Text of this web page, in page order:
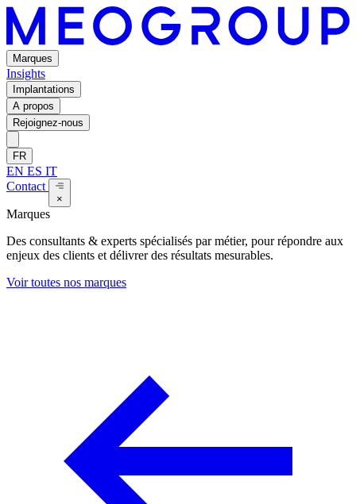
Marques
Insights
Implantations
A propos
Rejoignez-nous
FR
EN ES IT
Contact
×
Marques
Des consultants & experts spécialisés par métier, pour répondre aux
enjeux des clients et délivrer des résultats mesurables.
Voir toutes nos marques